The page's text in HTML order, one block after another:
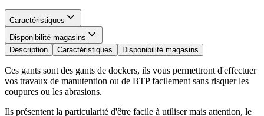
Caractéristiques
Disponibilité magasins
Description
Caractéristiques Disponibilité magasins
Ces gants sont des gants de dockers, ils vous permettront d'effectuer
vos travaux de manutention ou de BTP facilement sans risquer les
coupures ou les abrasions.
Ils présentent la particularité d'être facile à utiliser mais attention, le